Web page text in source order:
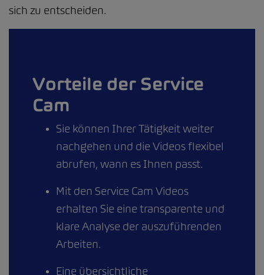
sich zu entscheiden.
Vorteile der Service
Cam
Sie können Ihrer Tätigkeit weiter
nachgehen und die Videos flexibel
abrufen, wann es Ihnen passt.
Mit den Service Cam Videos
erhalten Sie eine transparente und
klare Analyse der auszuführenden
Arbeiten.
Eine übersichtliche